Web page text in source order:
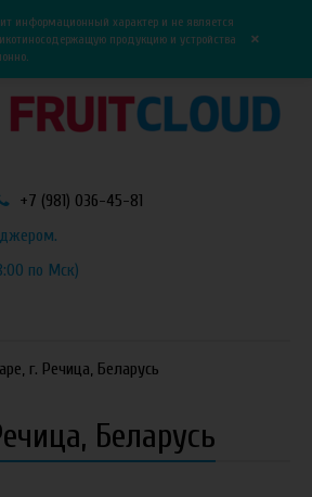
0
информационный характер и не является
продукцию и устройства
×
+7 (981) 036-45-81
по Мск)
г. Речица, Беларусь
Беларусь